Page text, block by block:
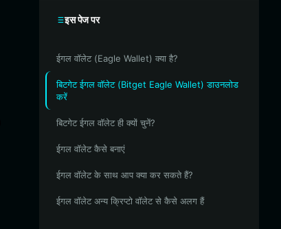
इस पेज पर
ईगल वॉलेट (Eagle Wallet) क्या है?
बिटगेट ईगल वॉलेट (Bitget Eagle Wallet) डाउनलोड
करें
बिटगेट ईगल वॉलेट ही क्यों चुनें?
ईगल वॉलेट कैसे बनाएं
ईगल वॉलेट के साथ आप क्या कर सकते हैं?
ईगल वॉलेट अन्य क्रिप्टो वॉलेट से कैसे अलग हैं